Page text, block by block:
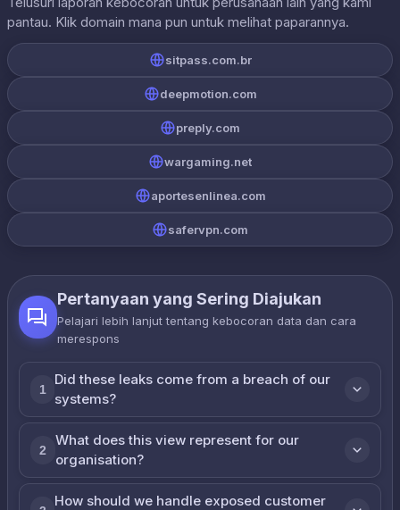
pantau. Klik domain mana pun untuk melihat paparannya.
sitpass.com.br
deepmotion.com
preply.com
wargaming.net
aportesenlinea.com
safervpn.com
Pertanyaan yang Sering Diajukan
Pelajari lebih lanjut tentang kebocoran data dan cara
merespons
1
Did these leaks come from a breach of our
systems?
2
What does this view represent for our
organisation?
How should we handle exposed customer